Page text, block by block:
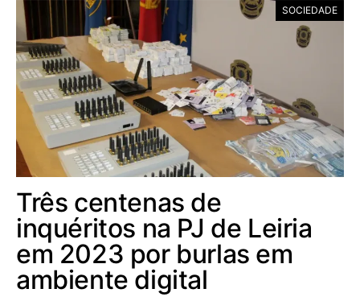
SOCIEDADE
Três centenas de
inquéritos na PJ de Leiria
em 2023 por burlas em
ambiente digital